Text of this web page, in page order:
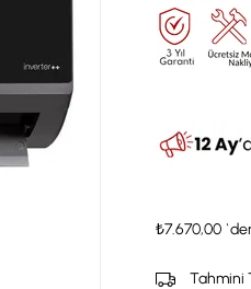
₺7.670,00
Tahmini